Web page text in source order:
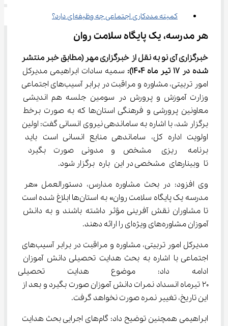
کمیته مددکاری اجتماعی چه وظیفه‌ای دارد؟
هر مدرسه، یک پایگاه سلامت روان
خبرگزاری آی نو به نقل از خبرگزاری مهر (مطابق خبر منتشر
شده در 17 تیر ماه 1404):
سمیه سادات ابراهیمی مدیرکل
امور تربیتی، مشاوره و مراقبت در برابر آسیب‌های اجتماعی
وزارت آموزش و پرورش در سومین جلسه هم اندیشی
معاونین پرورشی و فرهنگی استان‌ها که به صورت برخط
برگزار شد، با اشاره به ساماندهی نیروی انسانی گفت: اولین
اولویت اداره کل، ساماندهی منابع انسانی است باید
برنامه ریزی مشخص و مدونی صورت بگیرد
تا وبینارهای مشخصی در این باره برگزار شود.
وی افزود: در بحث مشاوره مدارس، دستورالعمل «هر
مدرسه یک پایگاه سلامت روان» به استان‌ها ابلاغ شده است
تا مشاوران نقش آفرینی مؤثر داشته باشند و به دانش
آموزان مشاوره‌های ویژه‌ای را ارائه دهند.
مدیرکل امور تربیتی، مشاوره و مراقبت در برابر آسیب‌های
اجتماعی با اشاره به بحث هدایت تحصیلی دانش آموزان
ادامه داد: موضوع هدایت
۲۰ تیرماه انسداد نمرات دانش آموزان صورت بگیرد و بعد از
این تاریخ، تغییر نمره صورت نخواهد گرفت.
ابراهیمی همچنین توضیح داد: گام‌های اجرایی بحث هدایت